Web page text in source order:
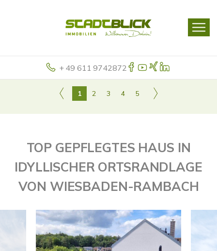
+ 49 611 9742872
1 2 3 4 5
TOP GEPFLEGTES HAUS IN
IDYLLISCHER ORTSRANDLAGE
VON WIESBADEN-RAMBACH